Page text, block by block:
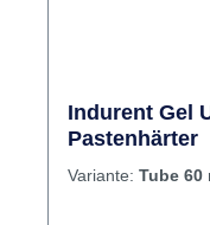
Indurent Gel
Pastenhärter
Variante: Tube 60